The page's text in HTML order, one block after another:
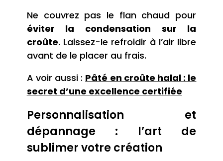
Ne couvrez pas le flan chaud pour
éviter la condensation sur la
croûte. Laissez-le refroidir à l’air libre
avant de le placer au frais.
A voir aussi : Pâté en croûte halal : le
secret d’une excellence certifiée
Personnalisation et
dépannage : l’art de
sublimer votre création